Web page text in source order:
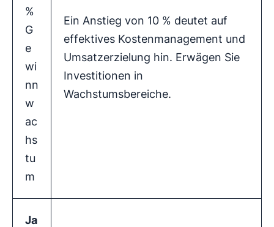
%
G
e
wi
nn
w
ac
hs
tu
m
Ein Anstieg von 10 % deutet auf
effektives Kostenmanagement und
Umsatzerzielung hin. Erwägen Sie
Investitionen in
Wachstumsbereiche.
Ja